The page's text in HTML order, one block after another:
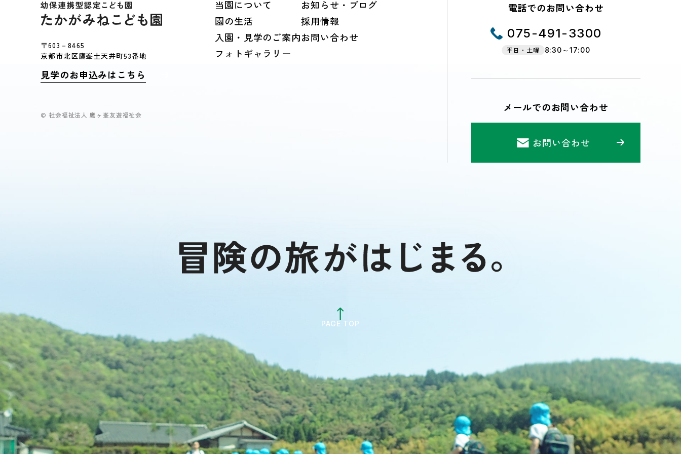
〒603－8465
京都市北区鷹峯土天井町53番地
見学のお申込みはこちら
当園について
園の生活
入園・見学のご案内
フォトギャラリー
お知らせ・ブログ
採用情報
お問い合わせ
電話でのお問い合わせ
075-491-3300
平日・土曜 8:30～17:00
メールでのお問い合わせ
お問い合わせ
© 社会福祉法人 鷹ヶ峯友遊福祉会
PAGE TOP